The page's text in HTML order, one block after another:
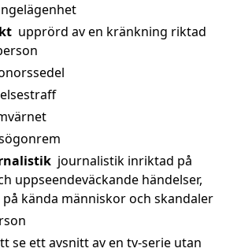
upprörd av en kränkning riktad
journalistik inriktad på
uppseendeväckande händelser,
kända människor och skandaler
se ett avsnitt av en tv-serie utan